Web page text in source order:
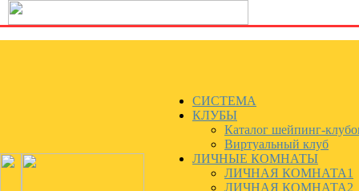
СИСТЕМА
КЛУБЫ
Каталог шейпинг-
Виртуальный клуб
ЛИЧНЫЕ КОМНАТЫ
ЛИЧНАЯ КОМНАТА1
ЛИЧНАЯ КОМНАТА2